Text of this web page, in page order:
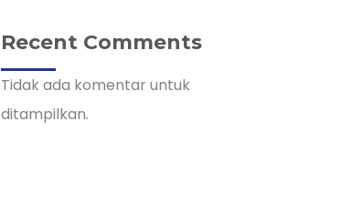
Recent Comments
Tidak ada komentar untuk
ditampilkan.